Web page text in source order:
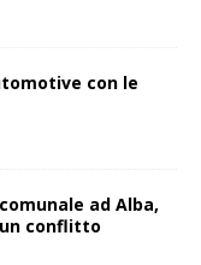
con le
ad Alba,
conflitto